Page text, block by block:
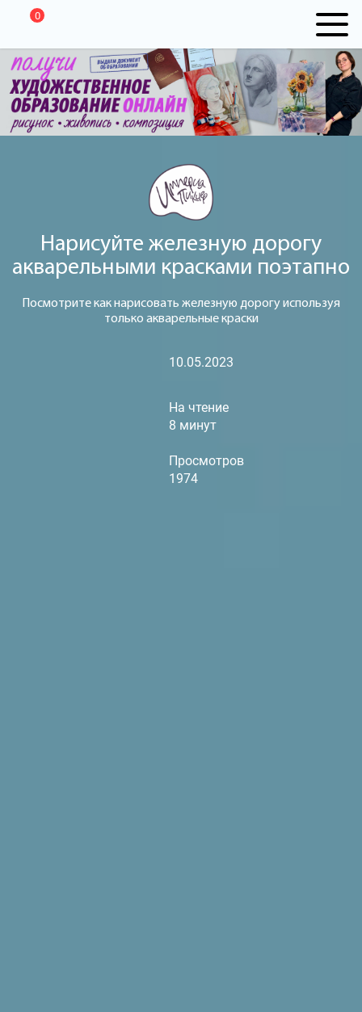
0
Нарисуйте железную дорогу
акварельными красками поэтапно
Посмотрите как нарисовать железную дорогу используя
только акварельные краски
10.05.2023
На чтение
8 минут
Просмотров
1974